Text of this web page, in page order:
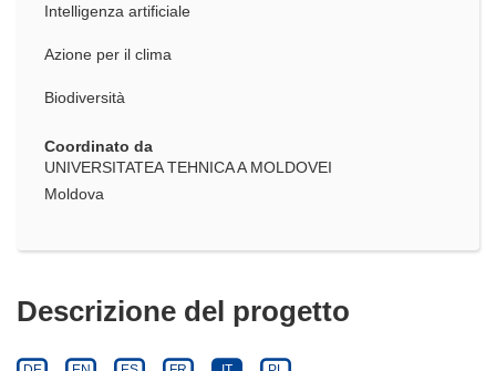
Intelligenza artificiale
Azione per il clima
Biodiversità
Coordinato da
UNIVERSITATEA TEHNICA A MOLDOVEI
Moldova
Descrizione del progetto